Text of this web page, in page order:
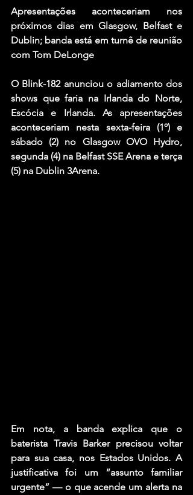
Apresentações aconteceriam nos
próximos dias em Glasgow, Belfast e
Dublin; banda está em turnê de reunião
com Tom DeLonge
O Blink-182 anunciou o adiamento dos
shows que faria na Irlanda do Norte,
Escócia e Irlanda. As apresentações
aconteceriam nesta sexta-feira (1º) e
sábado (2) no Glasgow OVO Hydro,
segunda (4) na Belfast SSE Arena e terça
(5) na Dublin 3Arena.
Em nota, a banda explica que o
baterista Travis Barker precisou voltar
para sua casa, nos Estados Unidos. A
justificativa foi um “assunto familiar
urgente” — o que acende um alerta na